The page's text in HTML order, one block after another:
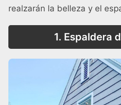
realzarán la belleza y el
1. Espaldera